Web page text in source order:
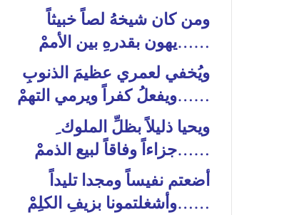
ومن كان شيخهُ لصاً خبيثاً
……يهون بقدرهِ بين الأممْ
ويُخفي لعمري عظيمَ الذنوبِ
……ويفعلُ كفراً ويرمي التهمْ
ويحيا ذليلاً بظلِّ الملوك ِ
……جزاءاً وفاقاً لبيع الذممْ
أضعتم نفيساً ومجدا تليداً
……وأشغلتمونا بزيفِ الكلِمْ